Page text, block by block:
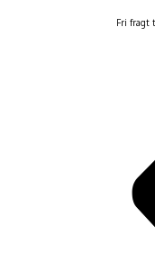
Fri fragt